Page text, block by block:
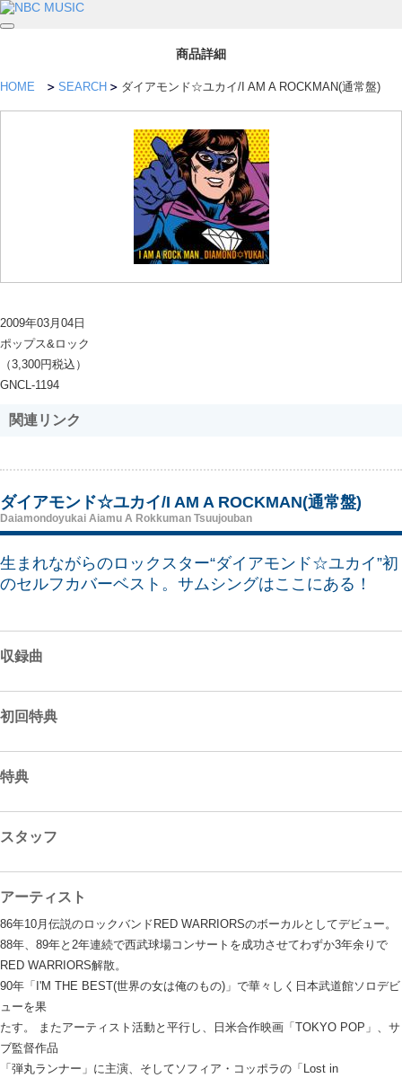
商品詳細
HOME SEARCH ダイアモンド☆ユカイ/I AM A ROCKMAN(通常盤)
2009年03月04日
ポップス&ロック
（3,300円税込）
GNCL-1194
関連リンク
ダイアモンド☆ユカイ/I AM A ROCKMAN(通常盤)
Daiamondoyukai Aiamu A Rokkuman Tsuujouban
生まれながらのロックスター“ダイアモンド☆ユカイ”初
のセルフカバーベスト。サムシングはここにある！
収録曲
初回特典
特典
スタッフ
アーティスト
86年10月伝説のロックバンドRED WARRIORSのボーカルとしてデビュー。
88年、89年と2年連続で西武球場コンサートを成功させてわずか3年余りで
RED WARRIORS解散。
90年「I'M THE BEST(世界の女は俺のもの)」で華々しく日本武道館ソロデビ
ューを果
たす。 またアーティスト活動と平行し、日米合作映画「TOKYO POP」、サ
ブ監督作品
「弾丸ランナー」に主演、そしてソフィア・コッポラの「Lost in